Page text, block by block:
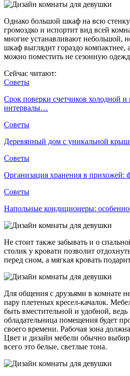
Однако большой шкаф на всю стенку
громоздко и испортит вид всей
многие устанавливают небольшой,
шкаф выглядит гораздо компактнее,
можно поместить не сезонную
Сейчас читают:
Советы
Срок поверки счетчиков холодной и
интервалы…
Советы
Деревянный дом с уникальной
Советы
Организация хранения в прихожей:
Советы
Напольные кондиционеры:
Не стоит также забывать и о
столик у кровати позволит
перед сном, а мягкая кровать
Для общения с друзьями в комнате
пару плетеных кресел-качалок.
быть вместительной и удобной,
обладательница помещения будет
своего времени. Рабочая зона
Цвет и дизайн мебели обычно
всего это белые, светлые тона.